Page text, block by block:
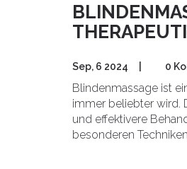
Sep, 6 2024 0
Blindenmassage ist
immer beliebter wird.
und effektivere
besonderen